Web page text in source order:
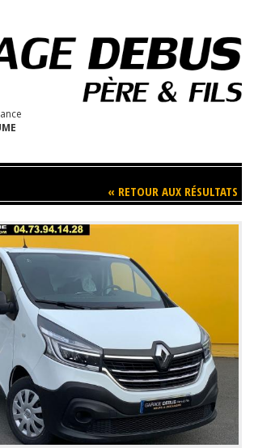
Trouvez votre Véhicule
Nos Services
Contact
« RETOUR AUX RÉSULTATS